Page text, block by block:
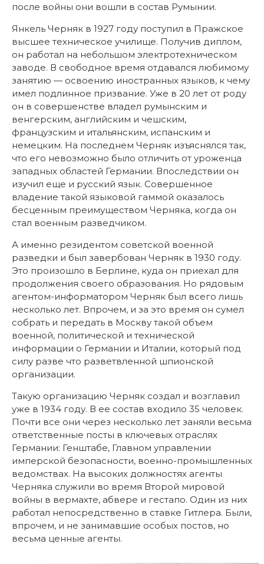
после войны они вошли в состав Румынии.
Янкель Черняк в 1927 году поступил в Пражское
высшее техническое училище. Получив диплом,
он работал на небольшом электротехническом
заводе. В свободное время отдавался любимому
занятию — освоению иностранных языков, к чему
имел подлинное призвание. Уже в 20 лет от роду
он в совершенстве владел румынским и
венгерским, английским и чешским,
французским и итальянским, испанским и
немецким. На последнем Черняк изъяснялся так,
что его невозможно было отличить от уроженца
западных областей Германии. Впоследствии он
изучил еще и русский язык. Совершенное
владение такой языковой гаммой оказалось
бесценным преимуществом Черняка, когда он
стал военным разведчиком.
А именно резидентом советской военной
разведки и был завербован Черняк в 1930 году.
Это произошло в Берлине, куда он приехал для
продолжения своего образования. Но рядовым
агентом-информатором Черняк был всего лишь
несколько лет. Впрочем, и за это время он сумел
собрать и передать в Москву такой объем
военной, политической и технической
информации о Германии и Италии, который под
силу разве что разветвленной шпионской
организации.
Такую организацию Черняк создал и возглавил
уже в 1934 году. В ее состав входило 35 человек.
Почти все они через несколько лет заняли весьма
ответственные посты в ключевых отраслях
Германии: Генштабе, Главном управлении
имперской безопасности, военно-промышленных
ведомствах. На высоких должностях агенты
Черняка служили во время Второй мировой
войны в вермахте, абвере и гестапо. Один из них
работал непосредственно в ставке Гитлера. Были,
впрочем, и не занимавшие особых постов, но
весьма ценные агенты.